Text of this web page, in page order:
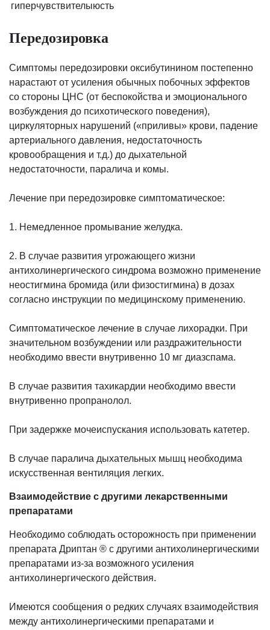
гиперчувствителыюсть
Передозировка
Симптомы передозировки оксибутинином постепенно
нарастают от усиления обычных побочных эффектов
со стороны ЦНС (от беспокойства и эмоционального
возбуждения до психотического поведения),
циркуляторных нарушений («приливы» крови, падение
артериального давления, недостаточность
кровообращения и т.д.) до дыхательной
недостаточности, паралича и комы.
Лечение при передозировке симптоматическое:
1. Немедленное промывание желудка.
2. В случае развития угрожающего жизни
антихолинергического синдрома возможно применение
неостигмина бромида (или физостигмина) в дозах
согласно инструкции по медицинскому применению.
Симптоматическое лечение в случае лихорадки. При
значительном возбуждении или раздражительности
необходимо ввести внутривенно 10 мг диазспама.
В случае развития тахикардии необходимо ввести
внутривенно пропранолол.
При задержке мочеиспускания использовать катетер.
В случае паралича дыхательных мышц необходима
искусственная вентиляция легких.
Взаимодействие с другими лекарственными
препаратами
Необходимо соблюдать осторожность при применении
препарата Дриптан ® с другими антихолинергическими
препаратами из-за возможного усиления
антихолинергического действия.
Имеются сообщения о редких случаях взаимодействия
между антихолинергическими препаратами и